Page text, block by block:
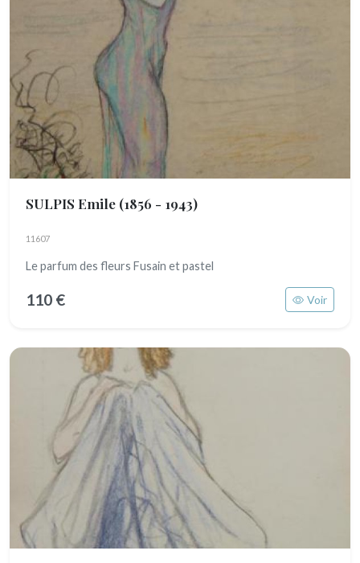
SULPIS Emile (1856 - 1943)
11607
Le parfum des fleurs Fusain et pastel
110 € Voir